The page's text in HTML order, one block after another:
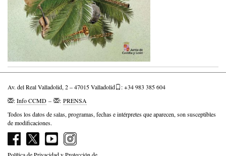
Av. del Real Valladolid, 2 – 47015 Valladolid
: +34 983 385 604
:Info CCMD – : PRENSA
Todos los datos de salas, programas, fechas e intérpretes que aparecen, son susceptibles
de modificaciones.